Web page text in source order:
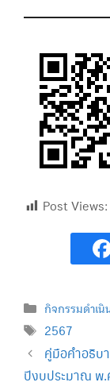
Post Views:
Categories
กิจกรรมดำเนิ
Tags
2567
คู่มือคำอธิบ
ปีงบประมาณ พ.